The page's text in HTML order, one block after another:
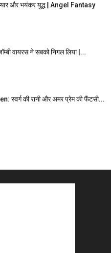
और भयंकर युद्ध | Angel Fantasy
वायरस ने सबको निगल लिया |...
स्वर्ग की रानी और अमर प्रेम की फैंटसी...